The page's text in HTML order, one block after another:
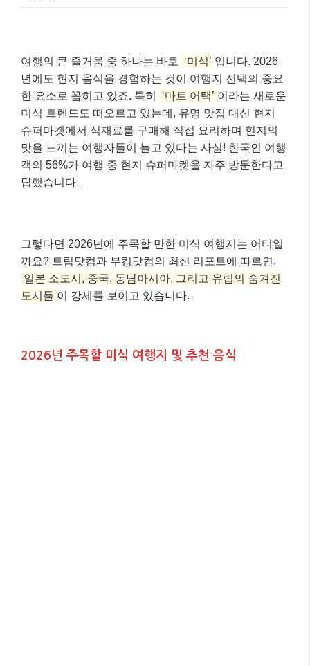
여행의 큰 즐거움 중 하나는 바로 ‘미식’ 입니다. 2026
년에도 현지 음식을 경험하는 것이 여행지 선택의 중요
한 요소로 꼽히고 있죠. 특히
‘마트 어택’ 이라는 새로운
미식 트렌드도 떠오르고 있는데, 유명 맛집 대신 현지
슈퍼마켓에서 식재료를 구매해 직접 요리하며 현지의
맛을 느끼는 여행자들이 늘고 있다는 사실! 한국인 여행
객의 56%가 여행 중 현지 슈퍼마켓을 자주 방문한다고
답했습니다.
그렇다면 2026년에 주목할 만한 미식 여행지는 어디일
까요? 트립닷컴과 부킹닷컴의 최신 리포트에 따르면,
일본 소도시, 중국, 동남아시아, 그리고 유럽의 숨겨진
도시들 이 강세를 보이고 있습니다.
2026년 주목할 미식 여행지 및 추천 음식